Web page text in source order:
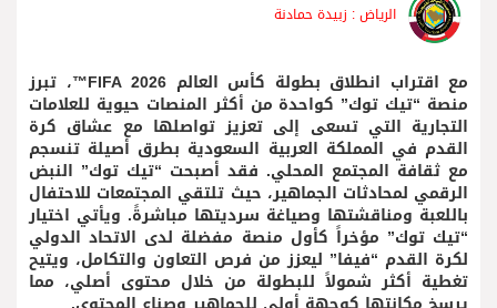
الرياض : زبيدة حمادنة
مع اقتراب انطلاق بطولة كأس العالم FIFA 2026™️، تبرز
منصة “تيك توك” كواحدة من أكثر المنصات حيوية للعلامات
التجارية التي تسعى إلى تعزيز تواصلها مع عشاق كرة
القدم في المملكة العربية السعودية بطرق أصيلة تنسجم
مع ثقافة المجتمع المحلي. فقد أصبحت “تيك توك” النبض
الرقمي لمحادثات الجماهير، حيث تلتقي المجتمعات للاحتفال
باللعبة ومناقشتها وصياغة سرديتها مباشرةً. ويأتي اختيار
“تيك توك” مؤخراً كأول منصة مفضلة لدى الاتحاد الدولي
لكرة القدم “فيفا” ليعزز من فرص التعاون والتكامل، ويتيح
تغطية أكثر شمولاً للبطولة من خلال محتوى أصلي، مما